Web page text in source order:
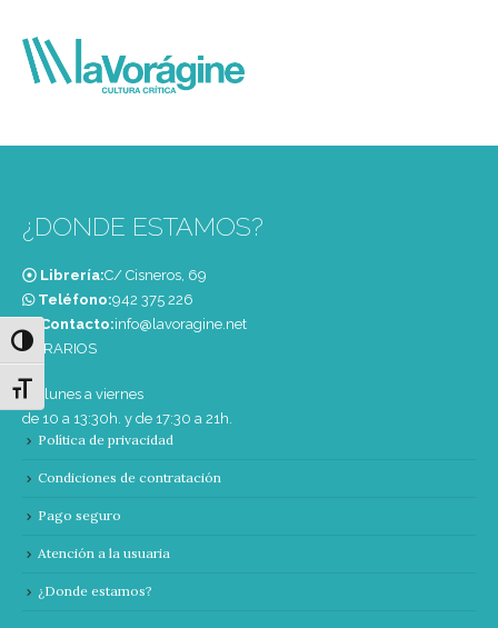
Alternar alto contraste
Alternar tamaño de letra
¿DONDE ESTAMOS?
Librería:C/ Cisneros, 69
Teléfono:‭942 375 226‬
Contacto:info@lavoragine.net
HORARIOS
De lunes a viernes
de 10 a 13:30h. y de 17:30 a 21h.
Política de privacidad
Condiciones de contratación
Pago seguro
Atención a la usuaria
¿Donde estamos?